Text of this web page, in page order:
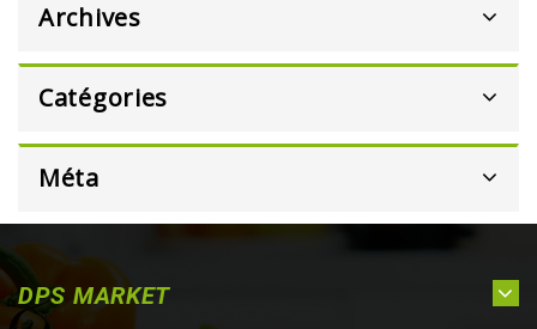
Archives
Catégories
Méta
DPS MARKET